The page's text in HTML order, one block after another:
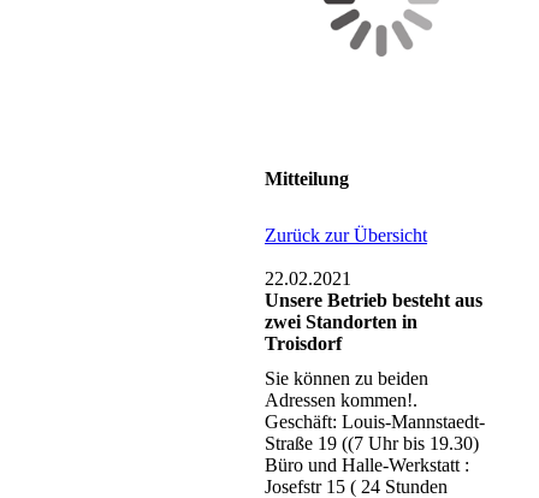
Mitteilung
Zurück zur Übersicht
22.02.2021
Unsere Betrieb besteht aus
zwei Standorten in
Troisdorf
Sie können zu beiden
Adressen kommen!.
Geschäft: Louis-Mannstaedt-
Straße 19 ((7 Uhr bis 19.30)
Büro und Halle-Werkstatt :
Josefstr 15 ( 24 Stunden